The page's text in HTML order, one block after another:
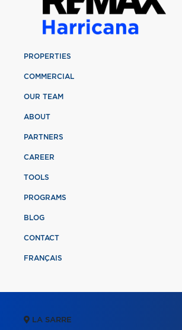
PROPERTIES
COMMERCIAL
OUR TEAM
ABOUT
PARTNERS
CAREER
TOOLS
PROGRAMS
BLOG
CONTACT
FRANÇAIS
LA SARRE